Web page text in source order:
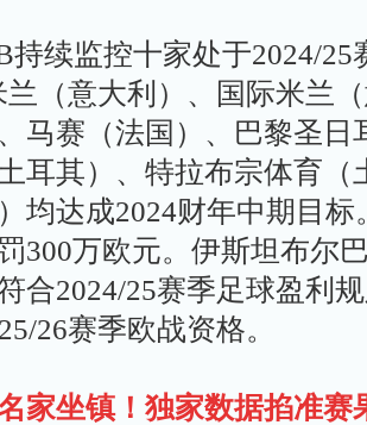
续监控十家处于2024/25
（意大利）、国际米兰
、马赛（法国）、巴黎圣
耳其）、特拉布宗体育（
）均达成2024财年中期目
300万欧元。伊斯坦布尔
合2024/25赛季足球盈利
26赛季欧战资格。
家坐镇！独家数据掐准赛